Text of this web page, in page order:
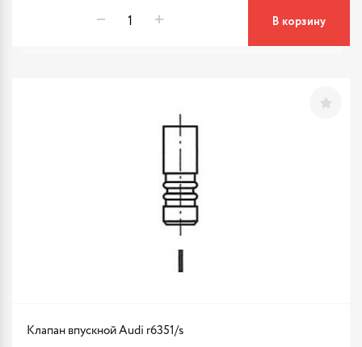
В корзину
Клапан впускной Audi r6351/s